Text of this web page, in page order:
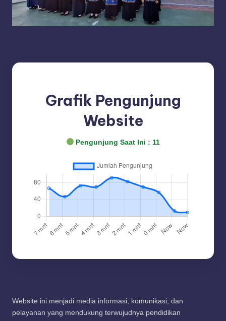
Grafik Pengunjung
Website
Pengunjung Saat Ini : 11
Website ini menjadi media informasi, komunikasi, dan
pelayanan yang mendukung terwujudnya pendidikan